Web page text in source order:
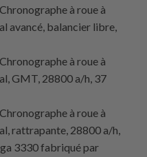
à roue à
avancé, balancier libre,
à roue à
GMT, 28800 a/h, 37
à roue à
rattrapante, 28800 a/h,
3330 fabriqué par